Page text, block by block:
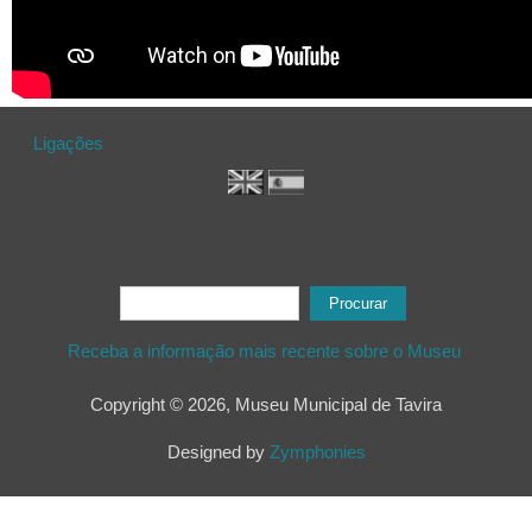
Ligações
Formulário de procura
Receba a informação mais recente sobre o Museu
Copyright © 2026, Museu Municipal de Tavira
Designed by Zymphonies